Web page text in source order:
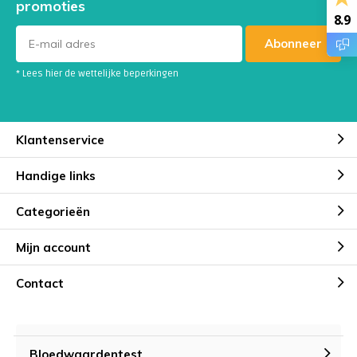
promoties
Abonneer
* Lees hier de wettelijke beperkingen
Klantenservice
Handige links
Categorieën
Mijn account
Contact
Bloedwaardentest
8.9